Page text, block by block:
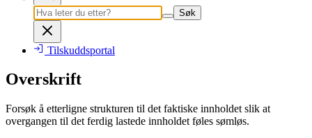
Søk
Tilskuddsportal
Overskrift
Forsøk å etterligne strukturen til det faktiske innholdet slik at
overgangen til det ferdig lastede innholdet føles sømløs.